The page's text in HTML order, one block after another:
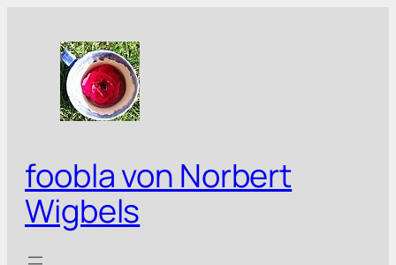
springen
foobla von Norbert
Wigbels